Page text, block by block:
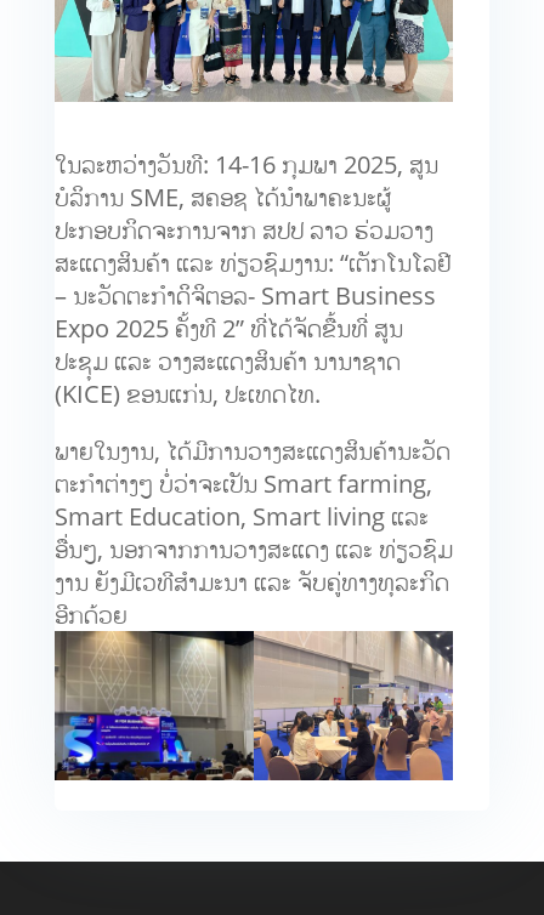
ໃນລະຫວ່າງວັນທີ: 14-16 ກຸມພາ 2025, ສູນ
ບໍລິການ SME, ສຄອຊ ໄດ້ນຳພາຄະນະຜູ້
ປະກອບກິດຈະການຈາກ ສປປ ລາວ ຮ່ວມວາງ
ສະແດງສິນຄ້າ ແລະ ທ່ຽວຊົມງານ: “ເຕັກໂນໂລຢີ
– ນະວັດຕະກຳດິຈິຕອລ- Smart Business
Expo 2025 ຄັ້ງທີ 2” ທີ່ໄດ້ຈັດຂື້ນທີ່ ສູນ
ປະຊຸມ ແລະ ວາງສະແດງສິນຄ້າ ນານາຊາດ
(KICE) ຂອນແກ່ນ, ປະເທດໄທ.
ພາຍໃນງານ, ໄດ້ມີການວາງສະແດງສິນຄ້ານະວັດ
ຕະກຳຕ່າງໆ ບໍ່ວ່າຈະເປັນ Smart farming,
Smart Education, Smart living ແລະ
ອື່ນໆ, ນອກຈາກການວາງສະແດງ ແລະ ທ່ຽວຊົມ
ງານ ຍັງມີເວທີສຳມະນາ ແລະ ຈັບຄູ່ທາງທຸລະກິດ
ອີກດ້ວຍ